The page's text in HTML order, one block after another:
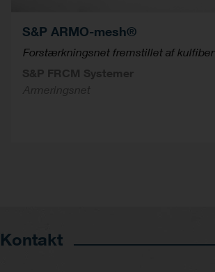
S&P ARMO-mesh®
Forstærkningsnet fremstillet af kulfiber
S&P FRCM Systemer
Armeringsnet
Kontakt